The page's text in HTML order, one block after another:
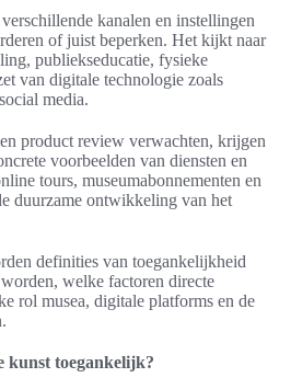
kanalen en instellingen
of juist beperken. Het kijkt naar
publiekseducatie, fysieke
van digitale technologie zoals
media.
product review verwachten, krijgen
voorbeelden van diensten en
tours, museumabonnementen en
duurzame ontwikkeling van het
definities van toegankelijkheid
welke factoren directe
rol musea, digitale platforms en de
kunst toegankelijk?